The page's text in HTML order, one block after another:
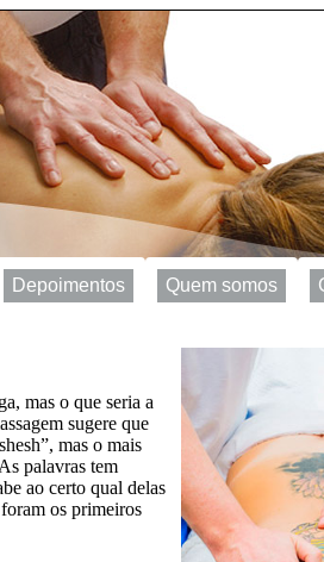
Depoimentos Quem somos
mas o que seria a
sugere que
mas o mais
palavras tem
ao certo qual delas
os primeiros